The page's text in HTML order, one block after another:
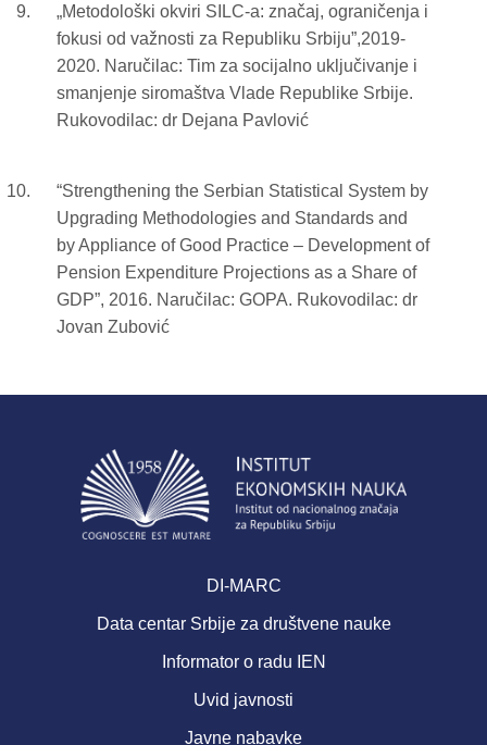
„Metodološki okviri SILC-a: značaj, ograničenja i
fokusi od važnosti za Republiku Srbiju”,2019-
2020. Naručilac: Tim za socijalno uključivanje i
smanjenje siromaštva Vlade Republike Srbije.
Rukovodilac: dr Dejana Pavlović
“Strengthening the Serbian Statistical System by
Upgrading Methodologies and Standards and
by Appliance of Good Practice – Development of
Pension Expenditure Projections as a Share of
GDP”, 2016. Naručilac: GOPA. Rukovodilac: dr
Jovan Zubović
DI-MARC
Data centar Srbije za društvene nauke
Informator o radu IEN
Uvid javnosti
Javne nabavke